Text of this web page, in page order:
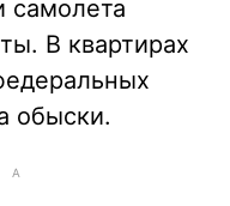
самолета
В квартирах
обыски.